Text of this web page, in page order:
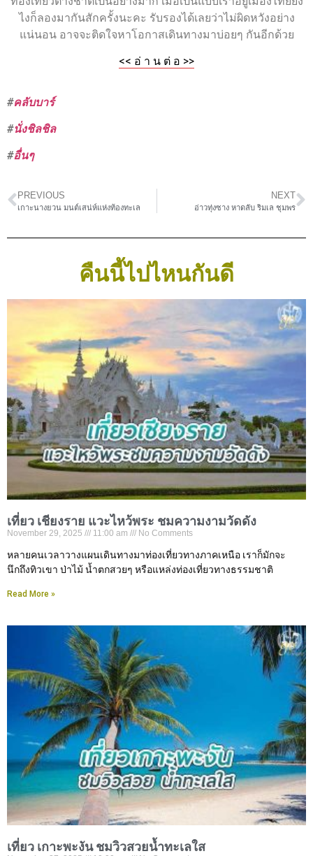
ไงก็ลองมากันสักครั้งนะคะ รับรองได้เลยว่าไม่ผิดหวังอย่าง
แน่นอน อาจจะติดใจหาโอกาสเดินทางมาบ่อยๆ กันอีกด้วย
<< อ่ า น ต่ อ >>
#คลับบาร์
#นั่งชิลชิล
#อื่นๆ
PREVIOUS
เกาะนางยวน มนต์เสน่ห์แห่งท้องทะเล
NEXT
อ่าวทุ่งซาง หาดลับ ริมเล ชุมพร
คืนนี้ไปไหนกันดี
เที่ยว เชียงราย แวะไหว้พระ ชมความงามวัดดัง
November 29, 2025 11:00 am No Comments
หลายคนเวลาวางแผนเดินทางมาท่องเที่ยวทางภาคเหนือ เราก็มักจะ
นึกถึงทิวเขา ป่าไม้ น้ำตกสวยๆ หรือแหล่งท่องเที่ยวทางธรรมชาติ
Read More »
เที่ยว เกาะพะงัน ชมวิวสวยน้ำทะเลใส